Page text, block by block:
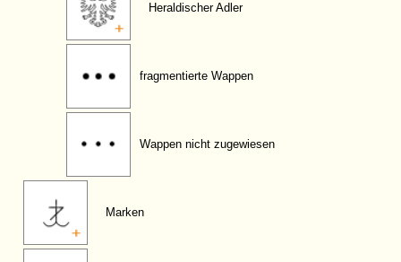
Heraldischer Adler
fragmentierte Wappen
Wappen nicht zugewiesen
Marken